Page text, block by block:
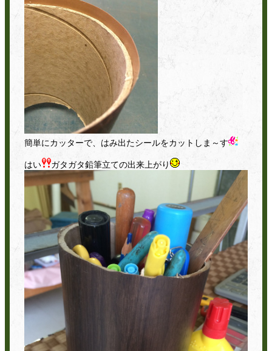
簡単にカッターで、はみ出たシールをカットしま～す
はい ガタガタ鉛筆立ての出来上がり